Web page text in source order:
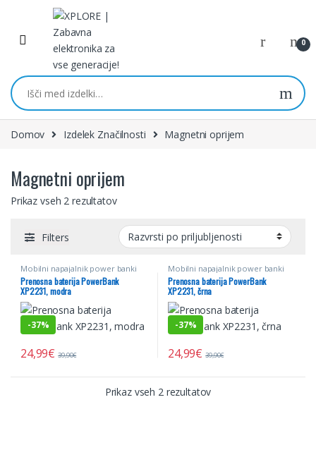
Skip to navigation
Skip to content
0
Išči:
Domov Izdelek Značilnosti Magnetni oprijem
Magnetni oprijem
Prikaz vseh 2 rezultatov
Filters
Mobilni napajalnik power banki
Prenosna baterija PowerBank
XP2231, modra
-37%
24,99€ 39,90€
Mobilni napajalnik power banki
Prenosna baterija PowerBank
XP2231, črna
-37%
24,99€ 39,90€
Prikaz vseh 2 rezultatov